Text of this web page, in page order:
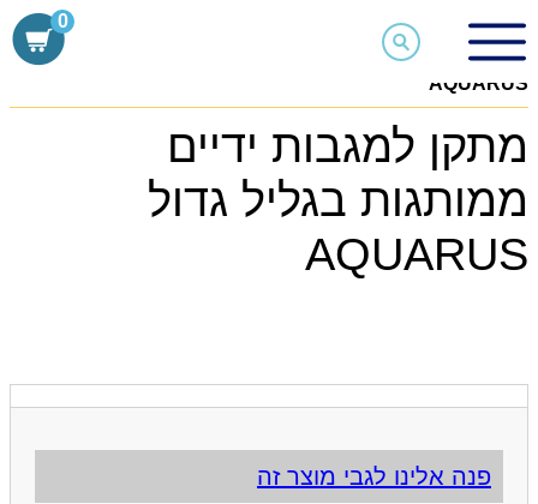
Skip
to
content
0
חנות מתקנים
מתקן למגבות ידיים ממותגות בגליל גדול
AQUARUS
מתקן למגבות ידיים
ממותגות בגליל גדול
AQUARUS
פנה אלינו לגבי מוצר זה